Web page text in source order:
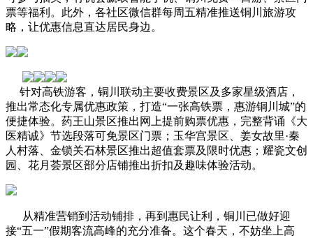
票等福利。此外，各社区微信群每周五精准推送铜川旅游攻
略，让优惠信息直达居民身边。
针对高铁游客，铜川联动主要收费景区及多家星级酒店，
推出常态化专属优惠政策，打造“一张高铁票，惠游铜川城”的
便捷体验。药王山景区推出网上提前购票优惠，完整背诵《大
医精诚》节选段落可免景区门票；玉华宫景区、姜女故里·秦
人村落、金锁关石林景区推出超值套票及限时优惠；耀瓷文创
园、花月荟景区部分店铺推出折扣及趣味体验活动。
从精准营销到活动铺排，再到惠民让利，铜川已做好迎
接“五一”假期客流高峰的充分准备。这个春天，不妨坐上高